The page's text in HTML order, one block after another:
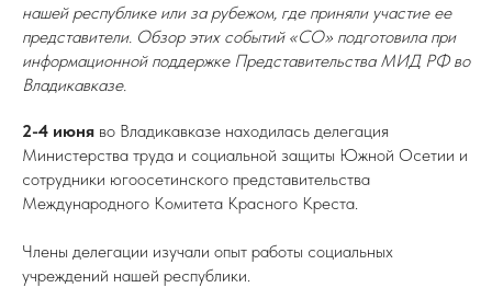
нашей республике или за рубежом, где приняли участие ее
представители. Обзор этих событий «СО» подготовила при
информационной поддержке Представительства МИД РФ во
Владикавказе.
2-4 июня во Владикавказе находилась делегация
Министерства труда и социальной защиты Южной Осетии и
сотрудники югоосетинского представительства
Международного Комитета Красного Креста.
Члены делегации изучали опыт работы социальных
учреждений нашей республики.